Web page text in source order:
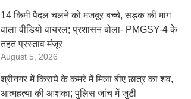
14 किमी पैदल चलने को मजबूर बच्चे, सड़क की मांग
वाला वीडियो वायरल; प्रशासन बोला- PMGSY-4 के
तहत प्रस्ताव मंजूर
August 5, 2026
श्रीनगर में किराये के कमरे में मिला बीए छात्र का शव,
आत्महत्या की आशंका; पुलिस जांच में जुटी